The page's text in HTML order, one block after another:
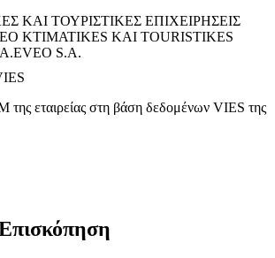
ΚΑΙ ΤΟΥΡΙΣΤΙΚΕΣ ΕΠΙΧΕΙΡΗΣΕΙΣ
KTIMATIKES KAI TOURISTIKES
EVEO S.A.
εταιρείας στη βάση δεδομένων VIES της